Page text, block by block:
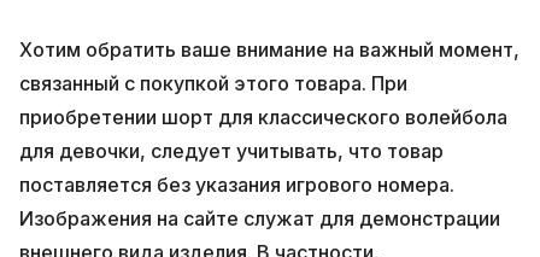
Хотим обратить ваше внимание на важный момент,
связанный с покупкой этого товара. При
приобретении шорт для классического волейбола
для девочки, следует учитывать, что товар
поставляется без указания игрового номера.
Изображения на сайте служат для демонстрации